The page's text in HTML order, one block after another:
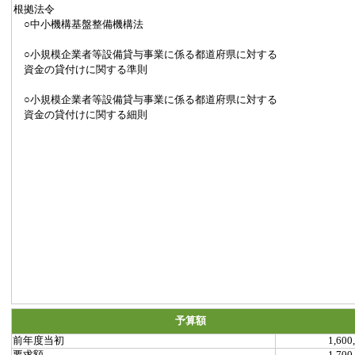
根拠法令
○中小機構基盤整備機構法
○小規模企業者等設備貸与事業に係る都道府県に対する
資金の貸付けに関する準則
○小規模企業者等設備貸与事業に係る都道府県に対する
資金の貸付けに関する細則
予算額
前年度当初